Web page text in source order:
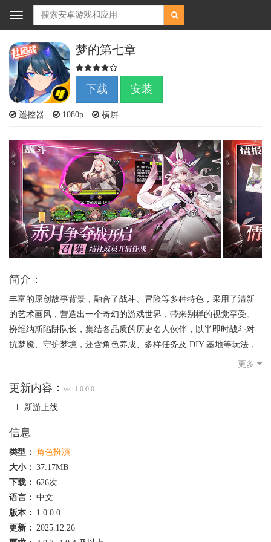
Toggle
navigation
梦的第七章
下载 安装
遥控器 1080p 横屏
简介：
丰富的原创故事背景，融合了战斗、冒险等多种特色，采用了清新
的艺术画风，营造出一个奇幻的游戏世界，带来别样的视觉享受。
扮维纳斯陷阱队长，集结各品质的历史名人伙伴，以半即时战斗对
抗梦魇、守护梦境，还含角色养成、多样任务及 DIY 基地等玩法，
更多
更新内容： ver 1.0.0.0
新游上线
信息
类型： 角色扮演
大小： 37.17MB
下载： 626次
语言： 中文
版本： 1.0.0.0
更新： 2025.12.26